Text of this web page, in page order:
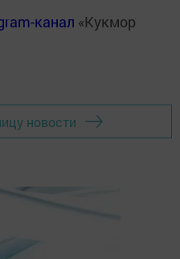
канал «Кукмор
новости